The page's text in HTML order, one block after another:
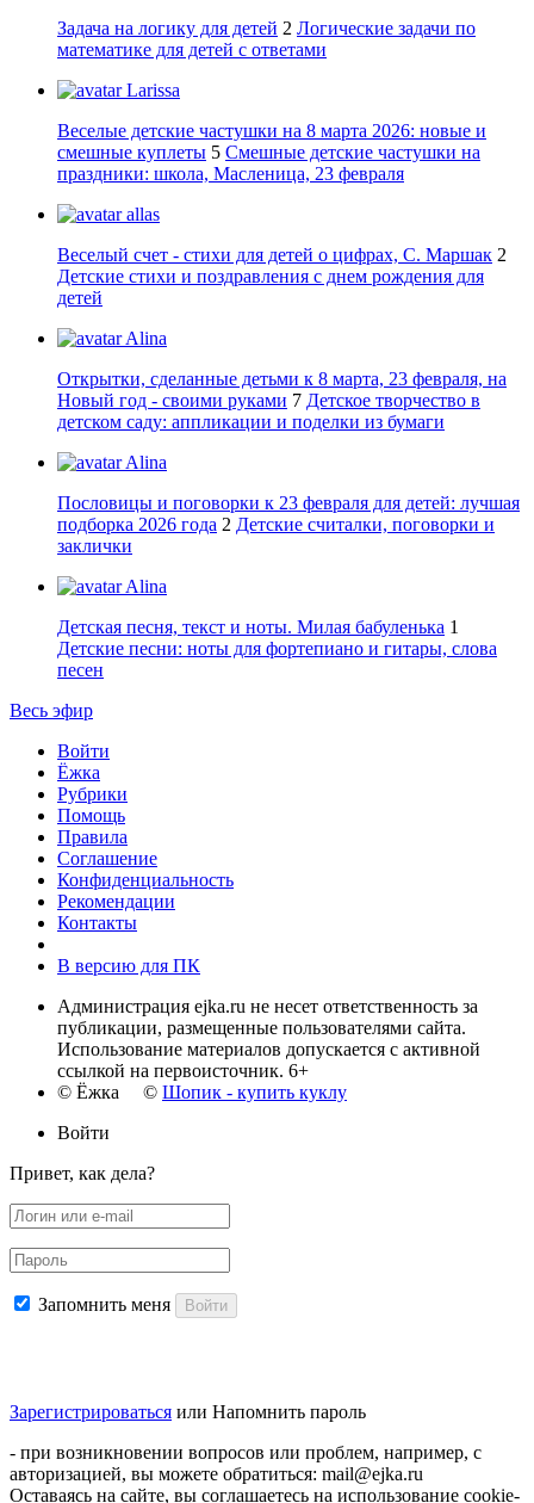
Задача на логику для детей 2 Логические задачи по
математике для детей с ответами
Larissa
Веселые детские частушки на 8 марта 2026: новые и
смешные куплеты 5 Смешные детские частушки на
праздники: школа, Масленица, 23 февраля
allas
Веселый счет - стихи для детей о цифрах, С. Маршак 2
Детские стихи и поздравления с днем рождения для
детей
Alina
Открытки, сделанные детьми к 8 марта, 23 февраля, на
Новый год - своими руками 7 Детское творчество в
детском саду: аппликации и поделки из бумаги
Alina
Пословицы и поговорки к 23 февраля для детей: лучшая
подборка 2026 года 2 Детские считалки, поговорки и
заклички
Alina
Детская песня, текст и ноты. Милая бабуленька 1
Детские песни: ноты для фортепиано и гитары, слова
песен
Весь эфир
Войти
Ёжка
Рубрики
Помощь
Правила
Соглашение
Конфиденциальность
Рекомендации
Контакты
В версию для ПК
Администрация ejka.ru не несет ответственность за
публикации, размещенные пользователями сайта.
Использование материалов допускается с активной
ссылкой на первоисточник. 6+
© Ёжка © Шопик - купить куклу
Войти
Привет, как дела?
Запомнить меня Войти
Зарегистрироваться или Напомнить пароль
- при возникновении вопросов или проблем, например, с
авторизацией, вы можете обратиться: mail@ejka.ru
Оставаясь на сайте, вы соглашаетесь на использование cookie-